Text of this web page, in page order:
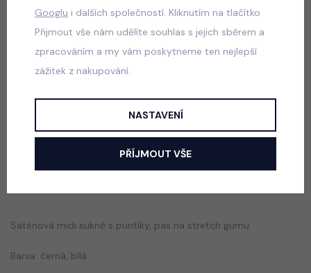
100 Kč
ALO mikina + sukně pudder pink
Popis Jak vybrat správnou velikost?
Saténová midi sukně s puntíky, pas na stretch gumu.
Barva: černá, bílá
Googlu i dalších společností. Kliknutím na tlačítko
Přijmout vše nám udělíte souhlas s jejich sběrem a
zpracováním a my vám poskytneme ten nejlepší
zážitek z nakupování.
NASTAVENÍ
PŘÍJMOUT VŠE